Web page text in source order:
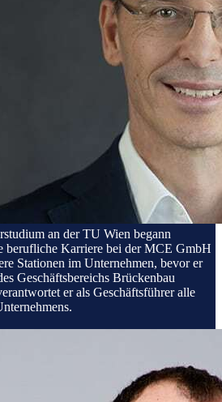
an der TU Wien begann
berufliche Karriere bei der MCE GmbH
Stationen im Unternehmen, bevor er
Geschäftsbereichs Brückenbau
er als Geschäftsführer alle